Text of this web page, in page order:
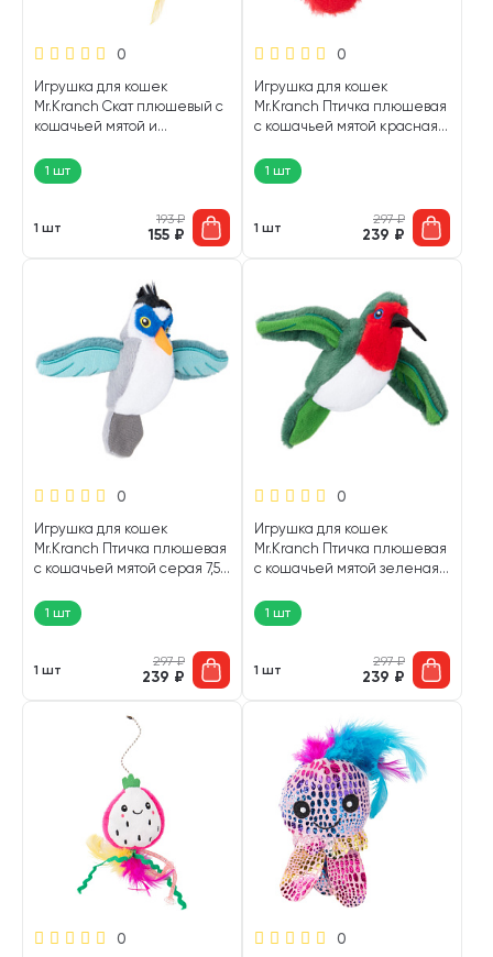
0
Игрушка для кошек
Mr.Kranch Скат плюшевый с
кошачьей мятой и
шт)1 шт
1 шт
193₽
155 ₽
0
Игрушка для кошек
Mr.Kranch Птичка плюшевая
с кошачьей мятой красная 8
1 шт
1 шт
297₽
239 ₽
0
Игрушка для кошек
Mr.Kranch Птичка плюшевая
с кошачьей мятой серая 7,5
1 шт
1 шт
297₽
239 ₽
0
Игрушка для кошек
Mr.Kranch Птичка плюшевая
с кошачьей мятой зеленая
1 шт
1 шт
297₽
239 ₽
0 0